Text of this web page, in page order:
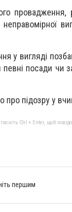
неправомірної
у вигляді
певні посади чи
підозру у
Ctrl + Enter, щоб
першим